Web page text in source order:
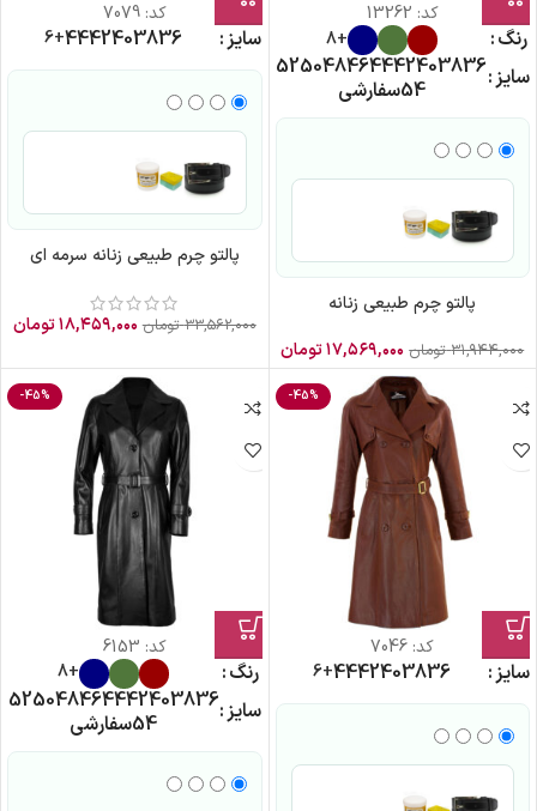
کد: 13262
رنگ +8
سایز 36
38
40
42
44
46
48
50
52
54سفارشی
پالتو چرم طبیعی زنانه
۳۱,۹۴۴,۰۰۰ تومان ۱۷,۵۶۹,۰۰۰تومان
کد:7079
سایز 36
38
40
42
44
+6
پالتو چرم طبیعی زنانه سرمه ای
۳۳,۵۶۲,۰۰۰ تومان ۱۸,۴۵۹,۰۰۰تومان
-45%
کد: 7046
سایز 36
38
40
42
44
+6
-45%
کد: 6153
رنگ +8
سایز 36
38
40
42
44
46
48
50
52
54سفارشی